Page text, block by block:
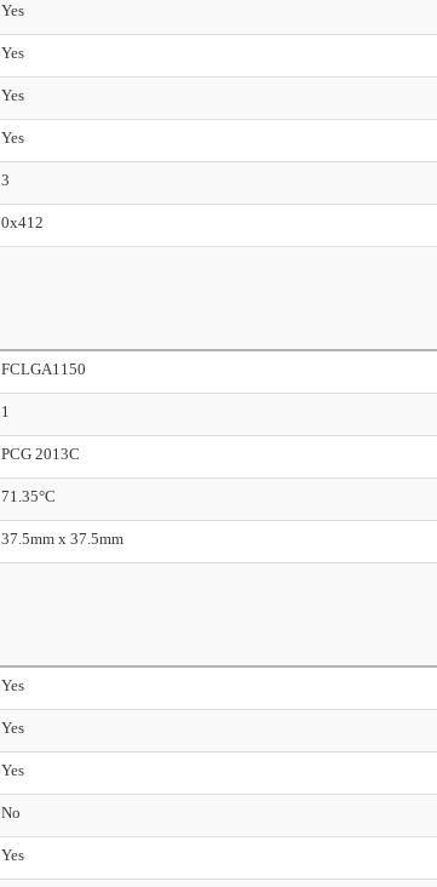
Yes
Yes
Yes
Yes
3
0x412
FCLGA1150
1
PCG 2013C
71.35°C
37.5mm x 37.5mm
Yes
Yes
Yes
No
Yes